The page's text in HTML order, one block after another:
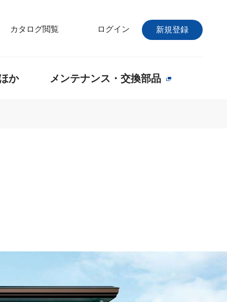
カタログ閲覧 新規登録
ログイン
か メンテナンス・交換部品